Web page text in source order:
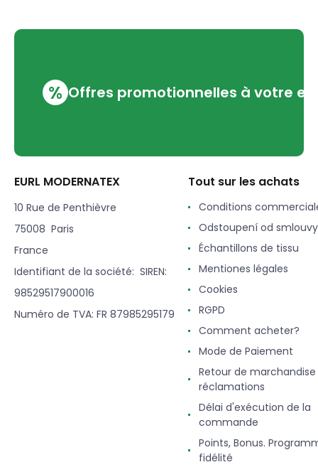
% Offres promotionnelles à votre
EURL MODERNATEX
10 Rue de Penthièvre
75008 Paris
France
Identifiant de la société: SIREN:
98529517900016
Numéro de TVA: FR 87985295179
Tout sur les achats
Conditions
Odstoupení od smlouvy
Échantillons de tissu
Mentiones légales
Cookies
RGPD
Comment acheter?
Mode de Paiement
Retour de
réclamations
Délai d'exécution de la
commande
Points, Bonus.
fidélité